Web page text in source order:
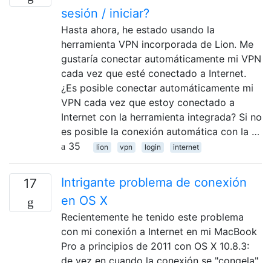
sesión / iniciar?
Hasta ahora, he estado usando la
herramienta VPN incorporada de Lion. Me
gustaría conectar automáticamente mi VPN
cada vez que esté conectado a Internet.
¿Es posible conectar automáticamente mi
VPN cada vez que estoy conectado a
Internet con la herramienta integrada? Si no
es posible la conexión automática con la …
35
lion vpn login internet
17
Intrigante problema de conexión
en OS X
Recientemente he tenido este problema
con mi conexión a Internet en mi MacBook
Pro a principios de 2011 con OS X 10.8.3:
de vez en cuando la conexión se "congela"